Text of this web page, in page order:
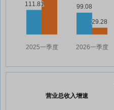
营业总收入增速